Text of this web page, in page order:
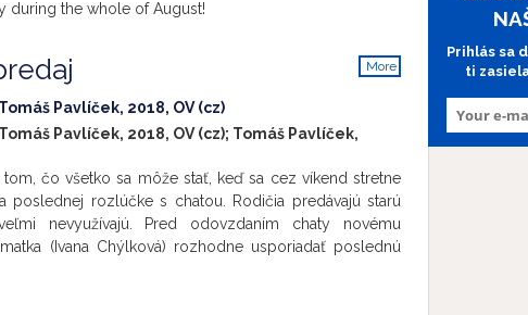
during the whole of August!
More
Pavlíček, 2018, OV (cz)
Pavlíček, 2018, OV (cz); Tomáš Pavlíček,
čo všetko sa môže stať, keď sa cez víkend stretne
poslednej rozlúčke s chatou. Rodičia predávajú starú
nevyužívajú. Pred odovzdaním chaty novému
(Ivana Chýlková) rozhodne usporiadať poslednú
Zvyšok príbuzenstva však neprejavuje veľké
bývajú vždy dosť psychicky náročné. Starý otec
Prihlás sa
ti